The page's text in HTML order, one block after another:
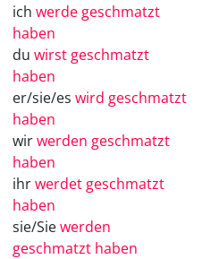
ich werde geschmatzt
haben
du wirst geschmatzt
haben
er/sie/es wird geschmatzt
haben
wirwerden geschmatzt
haben
ihrwerdet geschmatzt
haben
sie/Siewerden
geschmatzt haben